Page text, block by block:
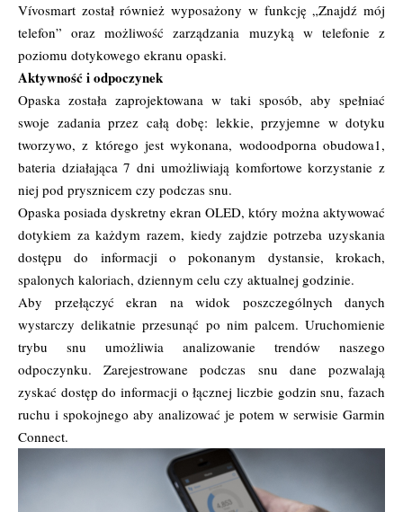
Vívosmart został również wyposażony w funkcję „Znajdź mój
telefon” oraz możliwość zarządzania muzyką w telefonie z
poziomu dotykowego ekranu opaski.
Aktywność i odpoczynek
Opaska została zaprojektowana w taki sposób, aby spełniać
swoje zadania przez całą dobę: lekkie, przyjemne w dotyku
tworzywo, z którego jest wykonana, wodoodporna obudowa​1,
bateria działająca 7 dni umożliwiają komfortowe korzystanie z
niej pod prysznicem czy podczas snu.
Opaska posiada dyskretny ekran OLED, który można aktywować
dotykiem za każdym razem, kiedy zajdzie potrzeba uzyskania
dostępu do informacji o pokonanym dystansie, krokach,
spalonych kaloriach, dziennym celu czy aktualnej godzinie.
Aby przełączyć ekran na widok poszczególnych danych
wystarczy delikatnie przesunąć po nim palcem. Uruchomienie
trybu snu umożliwia analizowanie trendów naszego
odpoczynku. Zarejestrowane podczas snu dane pozwalają
zyskać dostęp do informacji o łącznej liczbie godzin snu, fazach
ruchu i spokojnego aby analizować je potem w serwisie Garmin
Connect.